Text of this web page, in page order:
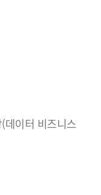
데이터 비즈니스